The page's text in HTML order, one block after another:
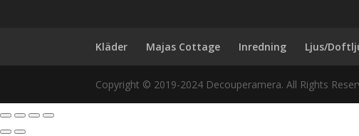
Kläder Majas Cottage Inredning Ljus/
Copyright © 2019-2024 Decouperamera. All Rights